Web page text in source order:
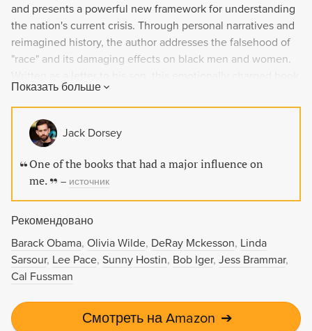
and presents a powerful new framework for understanding
the nation's current crisis. Through personal narratives and
reimagined history, the author addresses the falsehood of
"race" and its damaging effects on black men and women.
sheds light on the past, confronts the present, and offers a
hopeful vision for the future.
Показать больше
Jack Dorsey
One of the books that had a major influence on
me.
– источник
Рекомендовано
Barack Obama Olivia Wilde DeRay Mckesson Linda
Sarsour Lee Pace Sunny Hostin Bob Iger Jess Brammar
Cal Fussman
Смотреть на Amazon ➔